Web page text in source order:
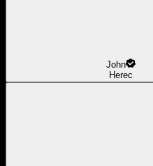
John
Herec